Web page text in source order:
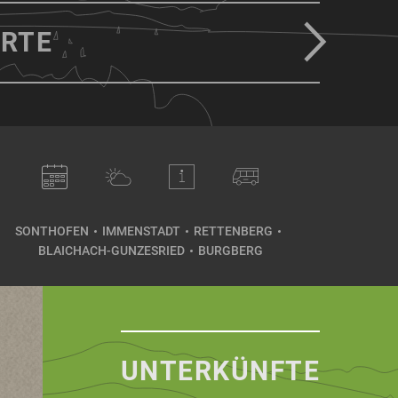
SONTHOFEN IMMENSTADT
RETTENBERG
BLAICHACH-GUNZESRIED
BURGBERG
UNTERKÜNFTE